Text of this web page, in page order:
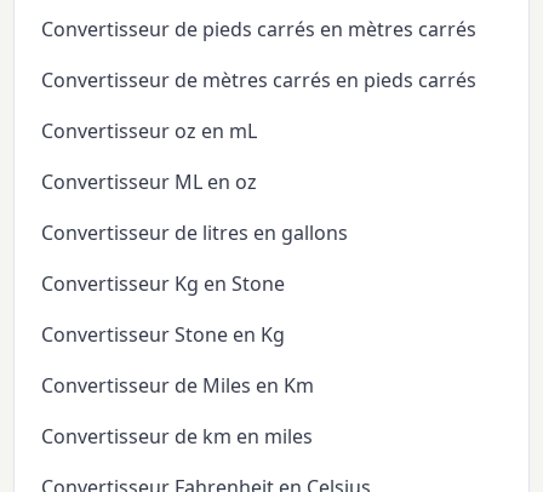
Convertisseur de pieds carrés en mètres carrés
Convertisseur de mètres carrés en pieds carrés
Convertisseur oz en mL
Convertisseur ML en oz
Convertisseur de litres en gallons
Convertisseur Kg en Stone
Convertisseur Stone en Kg
Convertisseur de Miles en Km
Convertisseur de km en miles